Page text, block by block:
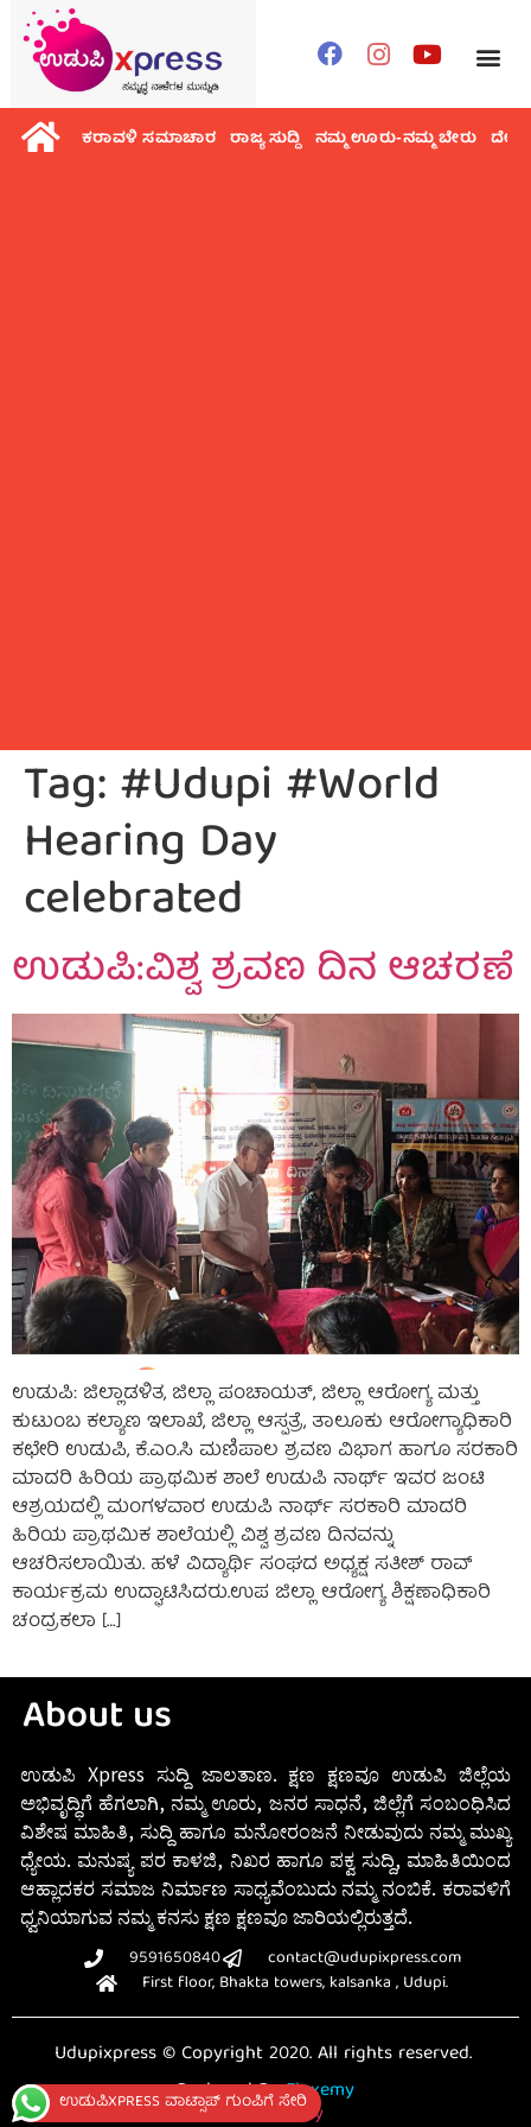
ಕರಾವಳಿ ಸಮಾಚಾರ ರಾಜ್ಯ ಸುದ್ದಿ ನಮ್ಮ ಊರು-ನಮ್ಮ ಬೇರು ದೇಶ
Tag:#Udupi #World
Hearing Day
celebrated
ಉಡುಪಿ:ವಿಶ್ವ ಶ್ರವಣ ದಿನ ಆಚರಣೆ
ಉಡುಪಿ: ಜಿಲ್ಲಾಡಳಿತ, ಜಿಲ್ಲಾ ಪಂಚಾಯತ್, ಜಿಲ್ಲಾ ಆರೋಗ್ಯ ಮತ್ತು
ಕುಟುಂಬ ಕಲ್ಯಾಣ ಇಲಾಖೆ, ಜಿಲ್ಲಾ ಆಸ್ಪತ್ರೆ, ತಾಲೂಕು ಆರೋಗ್ಯಾಧಿಕಾರಿ
ಕಛೇರಿ ಉಡುಪಿ, ಕೆ.ಎಂ.ಸಿ ಮಣಿಪಾಲ ಶ್ರವಣ ವಿಭಾಗ ಹಾಗೂ ಸರಕಾರಿ
ಮಾದರಿ ಹಿರಿಯ ಪ್ರಾಥಮಿಕ ಶಾಲೆ ಉಡುಪಿ ನಾರ್ಥ್ ಇವರ ಜಂಟಿ
ಆಶ್ರಯದಲ್ಲಿ ಮಂಗಳವಾರ ಉಡುಪಿ ನಾರ್ಥ್ ಸರಕಾರಿ ಮಾದರಿ
ಹಿರಿಯ ಪ್ರಾಥಮಿಕ ಶಾಲೆಯಲ್ಲಿ ವಿಶ್ವ ಶ್ರವಣ ದಿನವನ್ನು
ಆಚರಿಸಲಾಯಿತು. ಹಳೆ ವಿದ್ಯಾರ್ಥಿ ಸಂಘದ ಅಧ್ಯಕ್ಷ ಸತೀಶ್ ರಾವ್
ಕಾರ್ಯಕ್ರಮ ಉದ್ಘಾಟಿಸಿದರು.ಉಪ ಜಿಲ್ಲಾ ಆರೋಗ್ಯ ಶಿಕ್ಷಣಾಧಿಕಾರಿ
ಚಂದ್ರಕಲಾ […]
ಉಡುಪಿXPRESS ವಾಟ್ಸಾಪ್ ಗುಂಪಿಗೆ ಸೇರಿ
About us
ಉಡುಪಿ Xpress ಸುದ್ದಿ ಜಾಲತಾಣ. ಕ್ಷಣ ಕ್ಷಣವೂ ಉಡುಪಿ ಜಿಲ್ಲೆಯ
ಅಭಿವೃದ್ಧಿಗೆ ಹೆಗಲಾಗಿ, ನಮ್ಮ ಊರು, ಜನರ ಸಾಧನೆ, ಜಿಲ್ಲೆಗೆ ಸಂಬಂಧಿಸಿದ
ವಿಶೇಷ ಮಾಹಿತಿ, ಸುದ್ದಿ ಹಾಗೂ ಮನೋರಂಜನೆ ನೀಡುವುದು ನಮ್ಮ ಮುಖ್ಯ
ಧ್ಯೇಯ. ಮನುಷ್ಯ ಪರ ಕಾಳಜಿ, ನಿಖರ ಹಾಗೂ ಪಕ್ವ ಸುದ್ದಿ, ಮಾಹಿತಿಯಿಂದ
ಆಹ್ಲಾದಕರ ಸಮಾಜ ನಿರ್ಮಾಣ ಸಾಧ್ಯವೆಂಬುದು ನಮ್ಮ ನಂಬಿಕೆ. ಕರಾವಳಿಗೆ
ಧ್ವನಿಯಾಗುವ ನಮ್ಮ ಕನಸು ಕ್ಷಣ ಕ್ಷಣವೂ ಜಾರಿಯಲ್ಲಿರುತ್ತದೆ.
9591650840
contact@udupixpress.com
First floor, Bhakta towers, kalsanka , Udupi.
Udupixpress © Copyright 2020. All rights reserved.
Designed ByFluxemy
Privacy Policy